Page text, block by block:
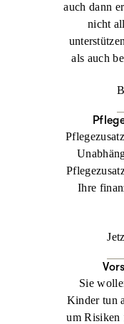
auch dann
nicht
als auch
Ihre
Sie
Kinder tun
um Risiken